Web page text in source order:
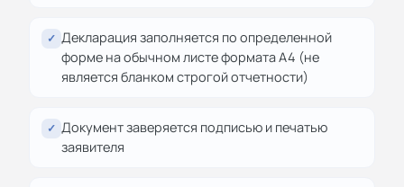
✓ Декларация заполняется по определенной
форме на обычном листе формата А4 (не
является бланком строгой отчетности)
✓ Документ заверяется подписью и печатью
заявителя